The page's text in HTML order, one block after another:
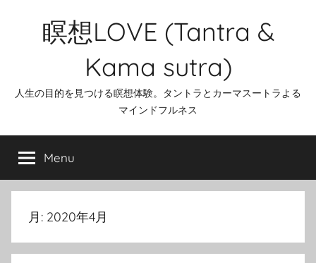
瞑想LOVE (Tantra &
Kama sutra)
人生の目的を見つける瞑想体験。タントラとカーマスートラよる
マインドフルネス
Menu
月: 2020年4月